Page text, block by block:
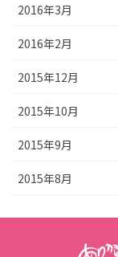
2016年3月
2016年2月
2015年12月
2015年10月
2015年9月
2015年8月